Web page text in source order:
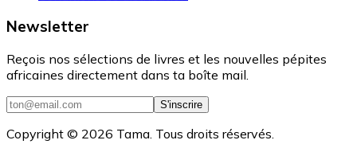
Newsletter
Reçois nos sélections de livres et les nouvelles pépites
africaines directement dans ta boîte mail.
S'inscrire
Copyright © 2026 Tama. Tous droits réservés.